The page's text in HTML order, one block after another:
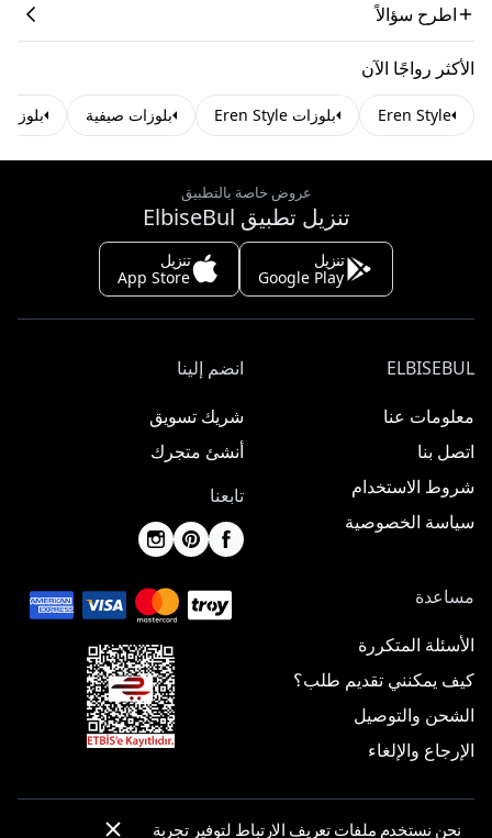
اطرح سؤالاً
الأكثر رواجًا الآن
Eren Style بلوزات Eren Style بلوزات صيفية
عروض خاصة بالتطبيق
تنزيل تطبيق ElbiseBul
تنزيل
Google Play
تنزيل
App Store
ELBISEBUL
معلومات عنا
اتصل بنا
شروط الاستخدام
سياسة الخصوصية
انضم إلينا
شريك تسويق
أنشئ متجرك
تابعنا
مساعدة
الأسئلة المتكررة
كيف يمكنني تقديم طلب؟
الشحن والتوصيل
الإرجاع والإلغاء
نحن نستخدم ملفات تعريف الارتباط لتوفير تجربة